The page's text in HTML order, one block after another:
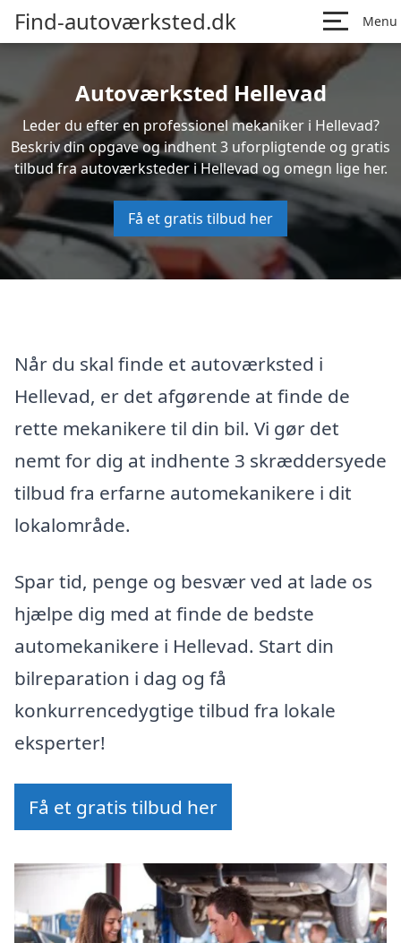
Find-autoværksted.dk Menu
Autoværksted Hellevad
Leder du efter en professionel mekaniker i Hellevad?
Beskriv din opgave og indhent 3 uforpligtende og gratis
tilbud fra autoværksteder i Hellevad og omegn lige her.
Få et gratis tilbud her
Når du skal finde et autoværksted i
Hellevad, er det afgørende at finde de
rette mekanikere til din bil. Vi gør det
nemt for dig at indhente 3 skræddersyede
tilbud fra erfarne automekanikere i dit
lokalområde.
Spar tid, penge og besvær ved at lade os
hjælpe dig med at finde de bedste
automekanikere i Hellevad. Start din
bilreparation i dag og få
konkurrencedygtige tilbud fra lokale
eksperter!
Få et gratis tilbud her